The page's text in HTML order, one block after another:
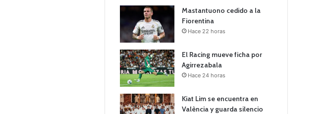
Mastantuono cedido a la
Fiorentina
Hace 22 horas
El Racing mueve ficha por
Agirrezabala
Hace 24 horas
Kiat Lim se encuentra en
València y guarda silencio